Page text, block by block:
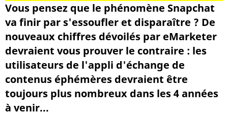
Vous pensez que le phénomène Snapchat
va finir par s'essoufler et disparaître ? De
nouveaux chiffres dévoilés par eMarketer
devraient vous prouver le contraire : les
utilisateurs de l'appli d'échange de
contenus éphémères devraient être
toujours plus nombreux dans les 4 années
à venir...